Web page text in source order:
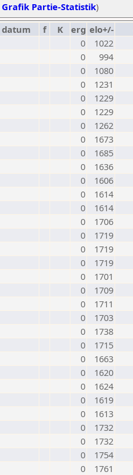
Grafik Partie-Statistik)
datum f K erg elo+/-
0
1022
0
994
0
1080
0
1231
0
1229
0
1229
0
1262
0
1673
0
1685
0
1636
0
1606
0
1614
0
1614
0
1706
0
1719
0
1719
0
1719
0
1701
0
1709
0
1711
0
1703
0
1738
0
1715
0
1663
0
1620
0
1624
0
1619
0
1613
0
1732
0
1732
0
1754
0
1761